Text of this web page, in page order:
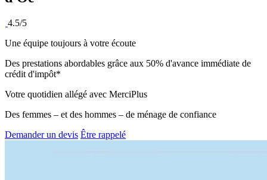
4.5/5
Une équipe toujours à votre écoute
Des prestations abordables grâce aux 50% d'avance immédiate de
crédit d'impôt*
Votre quotidien allégé avec MerciPlus
Des femmes – et des hommes – de ménage de confiance
Demander un devis Être rappelé